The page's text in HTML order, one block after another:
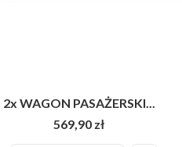
2x WAGON PASAŻERSKI...
569,90 zł